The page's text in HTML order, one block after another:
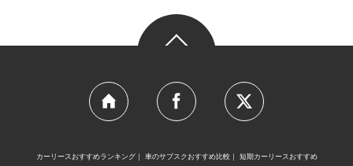
カーリースおすすめランキング 車のサブスクおすすめ比較 短期カーリースおすすめ